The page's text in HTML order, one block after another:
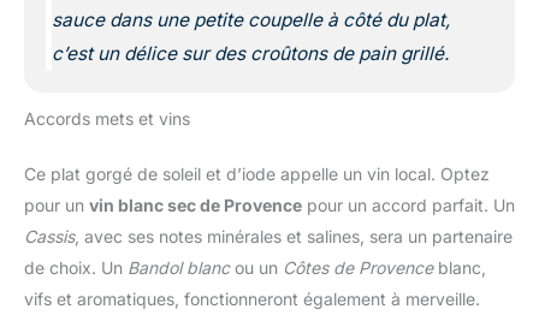
sauce dans une petite coupelle à côté du plat,
c’est un délice sur des croûtons de pain grillé.
Accords mets et vins
Ce plat gorgé de soleil et d’iode appelle un vin local. Optez
pour un vin blanc sec de Provence pour un accord parfait. Un
Cassis, avec ses notes minérales et salines, sera un partenaire
de choix. Un Bandol blancou un Côtes de Provenceblanc,
vifs et aromatiques, fonctionneront également à merveille.